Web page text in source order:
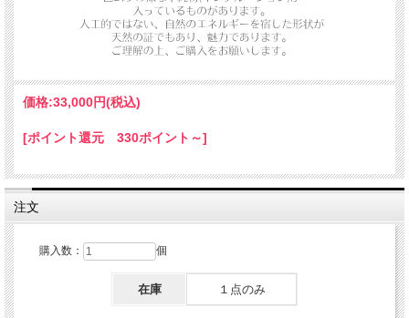
メインには青くシラーが出たり
レインボームーンストーンをおき、
全体をぽってりとしたローズカラーなレピドライトでまとめた
1点のみのご紹介です★
価格:33,000円(税込)
[ポイント還元 330ポイント～]
注文
購入数： 個
在庫 １点のみ